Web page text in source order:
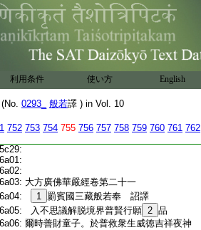
利用条件 使い方 English
0293_ 般若譯 ) in Vol. 10
752 753 754 755 756 757 758 759 760 761 762
大方廣佛華嚴經卷第二十一
1 罽賓國三藏般若奉 詔譯
入不思議解脱境界普賢行願 2 品
爾時善財童子。於普救衆生威徳吉祥夜神